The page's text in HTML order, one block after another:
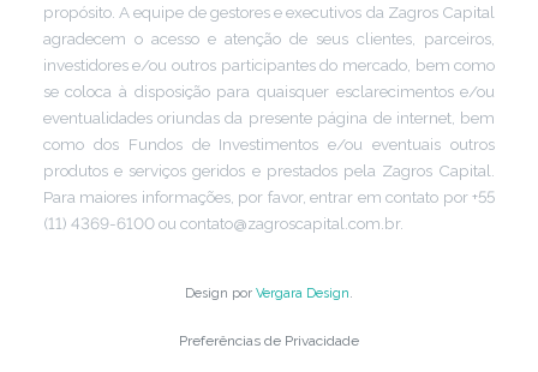
propósito. A equipe de gestores e executivos da Zagros Capital
agradecem o acesso e atenção de seus clientes, parceiros,
investidores e/ou outros participantes do mercado, bem como
se coloca à disposição para quaisquer esclarecimentos e/ou
eventualidades oriundas da presente página de internet, bem
como dos Fundos de Investimentos e/ou eventuais outros
produtos e serviços geridos e prestados pela Zagros Capital.
Para maiores informações, por favor, entrar em contato por +55
(11) 4369-6100 ou contato@zagroscapital.com.br.
Design por Vergara Design.
Preferências de Privacidade